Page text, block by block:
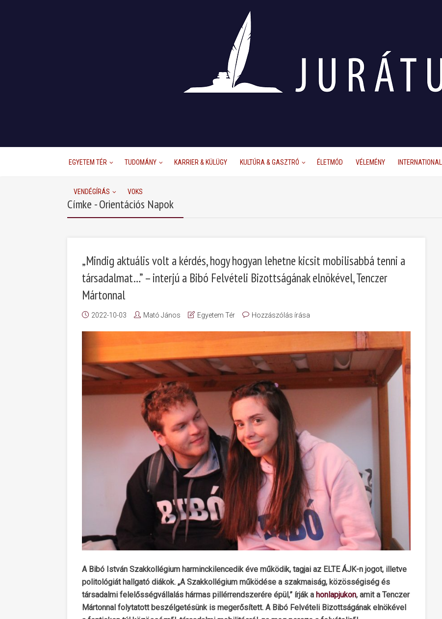
EGYETEM TÉR TUDOMÁNY KARRIER & KÜLÜGY KULTÚRA & GASZTRÓ ÉLETMÓD VÉLEMÉNY INTERNATIONAL
VENDÉGÍRÁS VOKS
Címke - Orientációs Napok
„Mindig aktuális volt a kérdés, hogy hogyan lehetne kicsit mobilisabbá tenni a
társadalmat…” – interjú a Bibó Felvételi Bizottságának elnökével, Tenczer
Mártonnal
2022-10-03 Mató János Egyetem Tér Hozzászólás írása
A Bibó István Szakkollégium harminckilencedik éve működik, tagjai az ELTE ÁJK-n jogot, illetve
politológiát hallgató diákok. „A Szakkollégium működése a szakmaiság, közösségiség és
társadalmi felelősségvállalás hármas pillérrendszerére épül,” írják a honlapjukon, amit a Tenczer
Mártonnal folytatott beszélgetésünk is megerősített. A Bibó Felvételi Bizottságának elnökével